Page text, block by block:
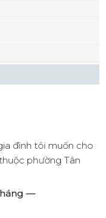
đình tôi muốn cho
phường Tân
—